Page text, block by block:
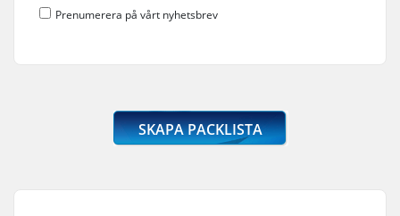
Prenumerera på vårt nyhetsbrev
SKAPA PACKLISTA